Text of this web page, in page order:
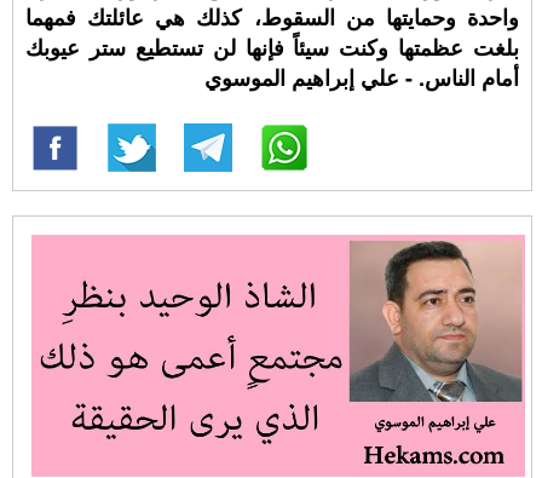
واحدة وحمايتها من السقوط، كذلك هي عائلتك فمهما
بلغت عظمتها وكنت سيئاً فإنها لن تستطيع ستر عيوبك
أمام الناس. - علي إبراهيم الموسوي